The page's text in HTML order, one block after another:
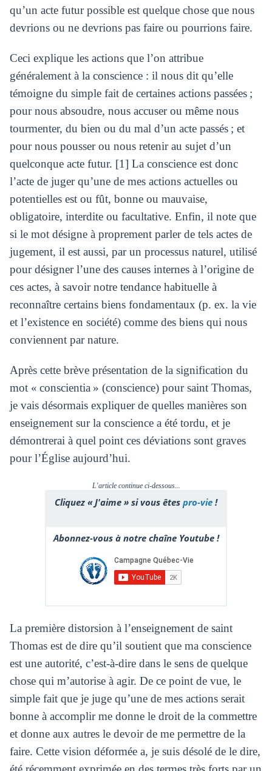
qu’un acte futur possible est quelque chose que nous
devrions ou ne devrions pas faire ou pourrions faire.
Ceci explique les actions que l’on attribue
généralement à la conscience : il nous dit qu’elle
témoigne du simple fait de certaines actions passées ;
pour nous absoudre, nous accuser ou même nous
tourmenter, du bien ou du mal d’un acte passés ; et
pour nous pousser ou nous retenir au sujet d’un
quelconque acte futur. [1] La conscience est donc
l’acte de juger qu’une de mes actions actuelles ou
potentielles est ou fût, bonne ou mauvaise,
obligatoire, interdite ou facultative. Enfin, il note que
si le mot désigne à proprement parler de tels actes de
jugement, il est aussi, par un processus naturel, utilisé
pour désigner l’une des causes internes à l’origine de
ces actes, à savoir notre tendance habituelle à
reconnaître certains biens fondamentaux (p. ex. la vie
et l’existence en société) comme des biens qui nous
conviennent par nature.
Après cette brève présentation de la signification du
mot « conscientia » (conscience) pour saint Thomas,
je vais désormais expliquer de quelles manières son
enseignement sur la conscience a été tordu, et je
démontrerai à quel point ces déviations sont graves
pour l’Église aujourd’hui.
L'article continue ci-dessous...
Cliquez « J'aime » si vous êtes pro-vie !
Abonnez-vous à notre chaîne Youtube !
La première distorsion à l’enseignement de saint
Thomas est de dire qu’il soutient que ma conscience
est une autorité, c’est-à-dire dans le sens de quelque
chose qui m’autorise à agir. De ce point de vue, le
simple fait que je juge qu’une de mes actions serait
bonne à accomplir me donne le droit de la commettre
et donne aux autres le devoir de me permettre de la
faire. Cette vision déformée a, je suis désolé de le dire,